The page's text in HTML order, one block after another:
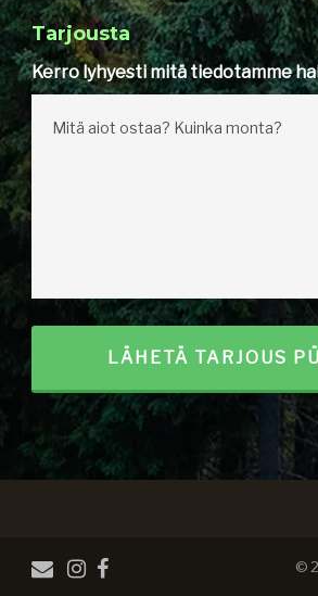
Tarjousta
Kerro lyhyesti mitä tiedotamme
©